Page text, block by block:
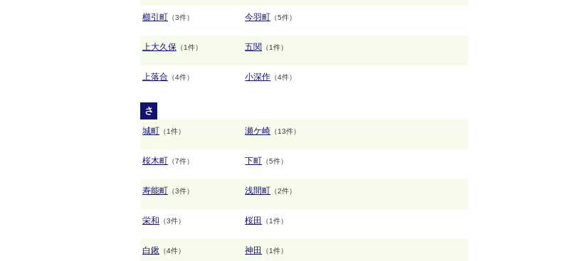
櫛引町 （3件） 今羽町 （5件）
上大久保 （1件） 五関 （1件）
上落合 （4件） 小深作 （4件）
さ
城町 （1件） 瀬ケ崎 （13件）
桜木町 （7件） 下町 （5件）
寿能町 （3件） 浅間町 （2件）
栄和 （3件） 桜田 （1件）
白鍬 （4件） 神田 （1件）